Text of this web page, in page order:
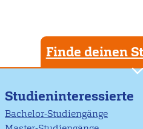
Finde deinen
Studieninteressierte
Bachelor-Studiengänge